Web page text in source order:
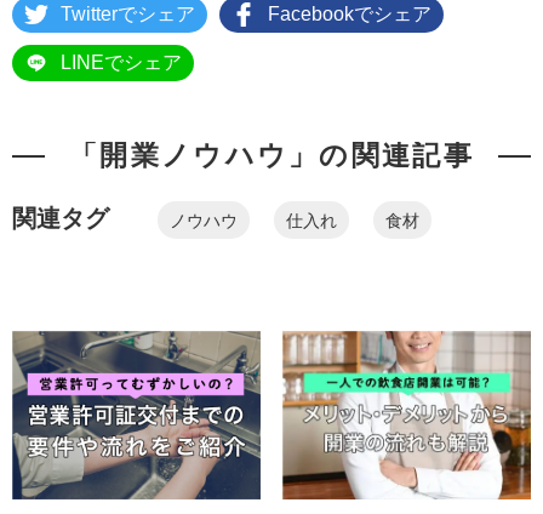
Twitterでシェア Facebookでシェア
LINEでシェア
「開業ノウハウ」の関連記事
関連タグ ノウハウ 仕入れ 食材